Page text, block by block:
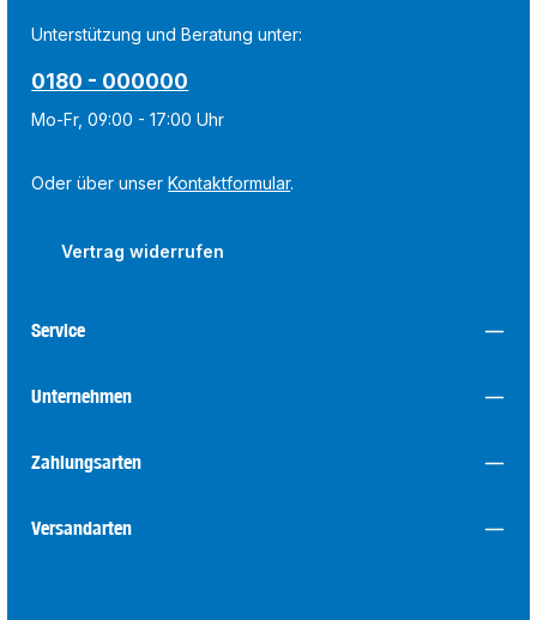
Unterstützung und Beratung unter:
0180 - 000000
Mo-Fr, 09:00 - 17:00 Uhr
Oder über unserKontaktformular.
Vertrag widerrufen
Service
Unternehmen
Zahlungsarten
Versandarten